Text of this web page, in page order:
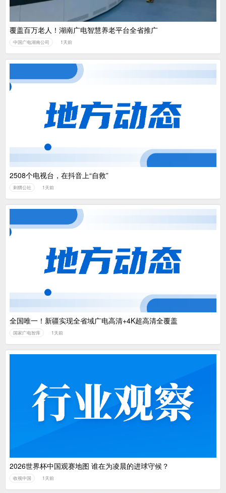
覆盖百万老人！湖南广电智慧养老平台全省推广
中国广电湖南公司 1天前
2508个电视台，在抖音上“自救”
刺猬公社 1天前
全国唯一！新疆实现全省域广电高清+4K超高清全覆盖
国家广电智库 1天前
2026世界杯中国观赛地图 谁在为凌晨的进球守候？
收视中国 1天前